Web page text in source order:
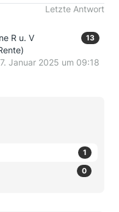
Letzte Antwort
R u. V
13
Januar 2025 um 09:18
1
0